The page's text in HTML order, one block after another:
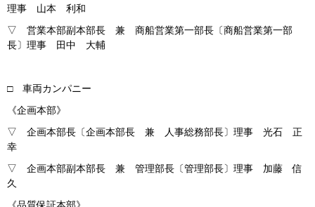
理事 山本 利和
▽ 営業本部副本部長 兼 商船営業第一部長〔商船営業第一部
長〕理事 田中 大輔
□ 車両カンパニー
《企画本部》
▽ 企画本部長〔企画本部長 兼 人事総務部長〕理事 光石 正
幸
▽ 企画本部副本部長 兼 管理部長〔管理部長〕理事 加藤 信
久